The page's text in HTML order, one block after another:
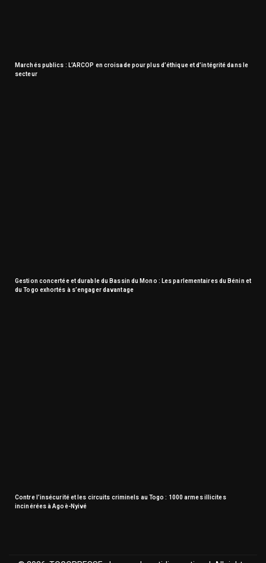
Marchés publics : L’ARCOP en croisade pour plus d’éthique et d’intégrité dans le
secteur
Gestion concertée et durable du Bassin du Mono : Les parlementaires du Bénin et
du Togo exhortés à s’engager davantage
Contre l’insécurité et les circuits criminels au Togo : 1000 armes illicites
incinérées à Agoè-Nyivé